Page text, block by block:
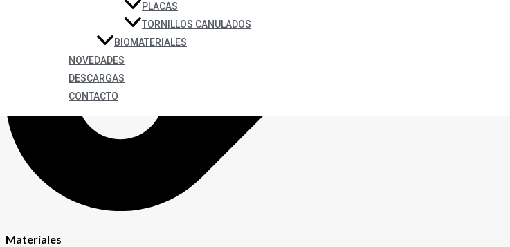
PLACAS
TORNILLOS CANULADOS
BIOMATERIALES
NOVEDADES
DESCARGAS
CONTACTO
Materiales